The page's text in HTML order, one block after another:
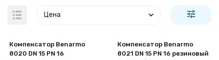
Цена
Компенсатор Benarmo
8020 DN 15 PN 16
Компенсатор Benarmo
8021 DN 15 PN 16 резиновый